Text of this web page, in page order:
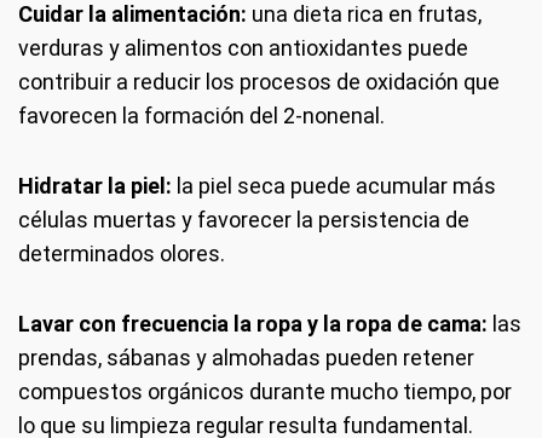
Cuidar la alimentación: una dieta rica en frutas,
verduras y alimentos con antioxidantes puede
contribuir a reducir los procesos de oxidación que
favorecen la formación del 2-nonenal.
Hidratar la piel: la piel seca puede acumular más
células muertas y favorecer la persistencia de
determinados olores.
Lavar con frecuencia la ropa y la ropa de cama: las
prendas, sábanas y almohadas pueden retener
compuestos orgánicos durante mucho tiempo, por
lo que su limpieza regular resulta fundamental.